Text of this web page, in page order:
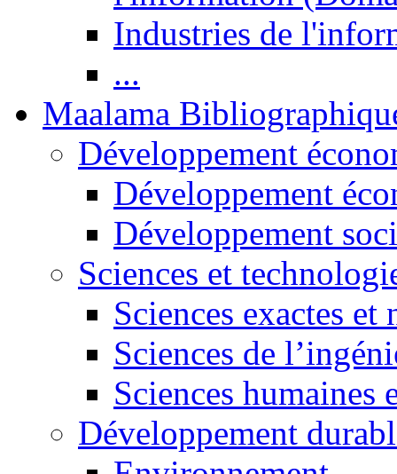
Industries de
...
Maalama
Développement
Développement
Développement
Sciences et
Sciences exactes et
Sciences de
Sciences humaines
Développement